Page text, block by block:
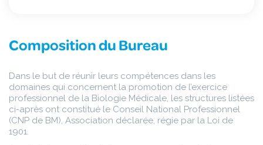
Composition du Bureau
Dans le but de réunir leurs compétences dans les
domaines qui concernent la promotion de l’exercice
professionnel de la Biologie Médicale, les structures listées
ci-après ont constitué le Conseil National Professionnel
(CNP de BM), Association déclarée, régie par la Loi de
1901.